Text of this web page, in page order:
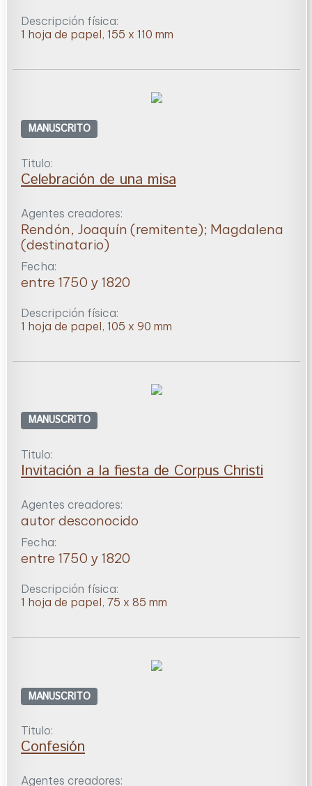
Descripción física:
1 hoja de papel, 155 x 110 mm
MANUSCRITO
Titulo:
Celebración de una misa
Agentes creadores:
Rendón, Joaquín (remitente); Magdalena
(destinatario)
Fecha:
entre 1750 y 1820
Descripción física:
1 hoja de papel, 105 x 90 mm
MANUSCRITO
Titulo:
Invitación a la fiesta de Corpus Christi
Agentes creadores:
autor desconocido
Fecha:
entre 1750 y 1820
Descripción física:
1 hoja de papel, 75 x 85 mm
MANUSCRITO
Titulo:
Confesión
Agentes creadores: